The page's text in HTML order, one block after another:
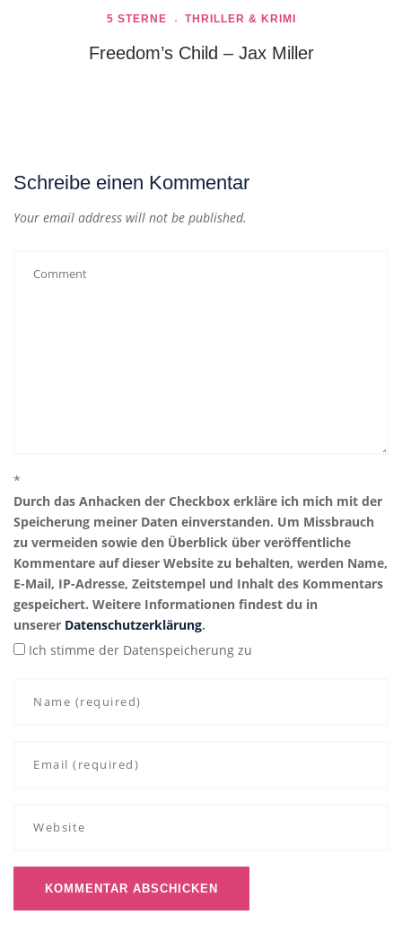
5 STERNE THRILLER & KRIMI
Freedom’s Child – Jax Miller
Schreibe einen Kommentar
Your email address will not be published.
*
Durch das Anhacken der Checkbox erkläre ich mich mit der
Speicherung meiner Daten einverstanden. Um Missbrauch
zu vermeiden sowie den Überblick über veröffentliche
Kommentare auf dieser Website zu behalten, werden Name,
E-Mail, IP-Adresse, Zeitstempel und Inhalt des Kommentars
gespeichert. Weitere Informationen findest du in
unserer Datenschutzerklärung.
Ich stimme der Datenspeicherung zu